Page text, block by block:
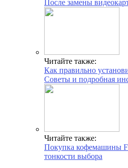
После замены
Читайте также:
Как правильно
Советы и подробная
Читайте также:
Покупка кофемашины
тонкости выбора